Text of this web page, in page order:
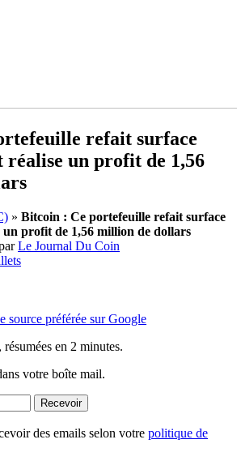
refait surface
réalise un profit de 1,56
» Bitcoin : Ce portefeuille refait surface
un profit de 1,56 million de dollars
Le Journal Du Coin
source préférée sur Google
en 2 minutes.
votre boîte mail.
Recevoir
des emails selon votre politique de